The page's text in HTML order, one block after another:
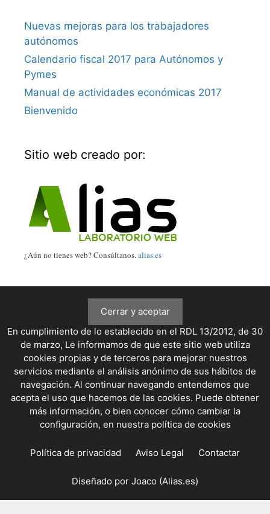
Nuevas mejoras para los trabajadores
autónomos
Calendario fiscal 2017 para Autónomos y
Pymes
Manual de actividades económicas 2017
Bienvenido
Sitio web creado por:
¿Aún no tienes web? Consúltanos.alias.es
En cumplimiento de lo establecido en el RDL 13/2012, de 30
de marzo, Le informamos de que este sitio web utiliza
cookies propias y de terceros para mejorar nuestros
servicios mediante el análisis anónimo de sus hábitos de
navegación. Al continuar navegando entendemos que
acepta el uso que hacemos de las cookies. Puede obtener
más información, o bien conocer cómo cambiar la
configuración, en nuestra política de cookies
Política de privacidad Aviso Legal Contactar
Diseñado por Joaco (Alias.es)